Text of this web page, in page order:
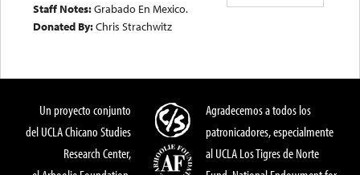
Staff Notes:Grabado En Mexico.
Donated By:Chris Strachwitz
Un proyecto conjunto
del UCLA Chicano Studies
Research Center,
Agradecemos a todos los
patronicadores, especialmente
al UCLA Los Tigres de Norte